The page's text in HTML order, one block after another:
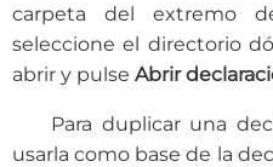
carpeta del extremo
seleccione el directorio
abrir y pulse Abrir
Para duplicar una
usarla como base de la